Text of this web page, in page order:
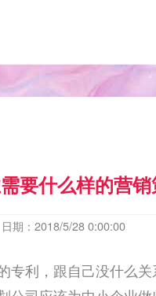
要什么样的营
日期：2018/5/28 0:00:00
专利，跟自己没什么